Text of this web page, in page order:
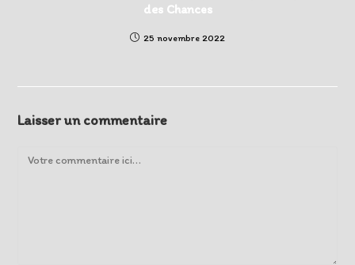
des Chances
25 novembre 2022
Laisser un commentaire
Comment